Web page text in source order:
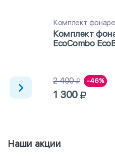
Комплект
Комплект
EcoCombo
2 400 -46%
1 300
Наши акции